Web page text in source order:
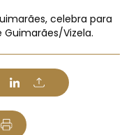
celebra para
Vizela.